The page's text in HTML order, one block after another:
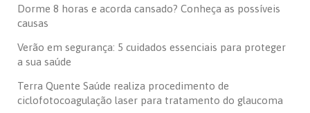
Dorme 8 horas e acorda cansado? Conheça as possíveis
causas
Verão em segurança: 5 cuidados essenciais para proteger
a sua saúde
Terra Quente Saúde realiza procedimento de
ciclofotocoagulação laser para tratamento do glaucoma